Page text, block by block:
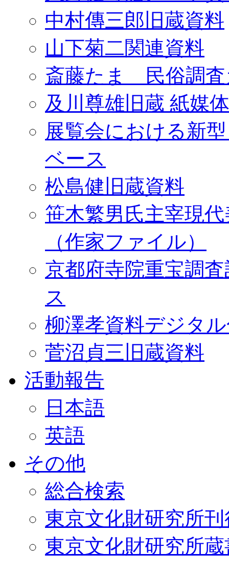
中村傳三郎旧蔵資料
山下菊二関連資料
斎藤たま 民俗調査
及川尊雄旧蔵 紙媒
展覧会における新
ベース
松島健旧蔵資料
笹木繁男氏主宰現
（作家ファイル）
京都府寺院重宝調
ス
柳澤孝資料デジタ
菅沼貞三旧蔵資料
活動報告
日本語
英語
その他
総合検索
東京文化財研究所
東京文化財研究所